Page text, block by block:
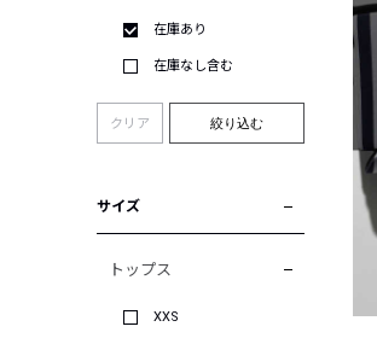
在庫あり
在庫なし含む
クリア 絞り込む
サイズ
トップス
XXS